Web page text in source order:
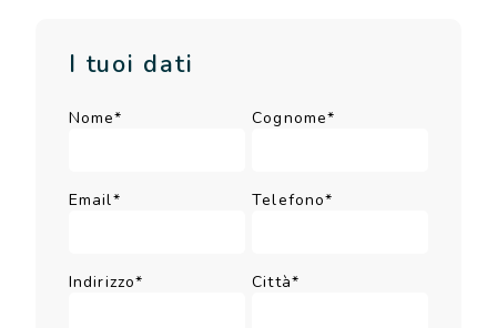
I tuoi dati
Nome* Cognome*
Email* Telefono*
Indirizzo* Città*